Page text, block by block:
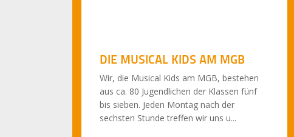
DIE MUSICAL KIDS AM MGB
Wir, die Musical Kids am MGB, bestehen
aus ca. 80 Jugendlichen der Klassen fünf
bis sieben. Jeden Montag nach der
sechsten Stunde treffen wir uns u...